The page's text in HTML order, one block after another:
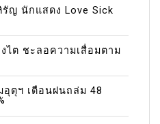
ญ นักแสดง Love Sick
ไต ชะลอความเสื่อมตาม
ตุฯ เตือนฝนถล่ม 48